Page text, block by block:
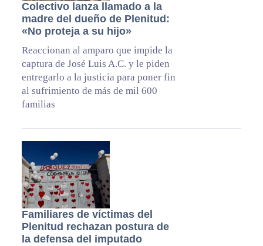
Colectivo lanza llamado a la
madre del dueño de Plenitud:
«No proteja a su hijo»
Reaccionan al amparo que impide la
captura de José Luis A.C. y le piden
entregarlo a la justicia para poner fin
al sufrimiento de más de mil 600
familias
Familiares de víctimas del
Plenitud rechazan postura de
la defensa del imputado